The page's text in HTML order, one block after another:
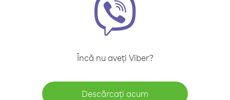
Încă nu aveți Viber?
Descărcați acum